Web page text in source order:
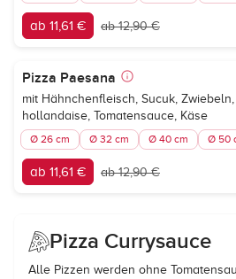
ab 11,61 € ab 12,90 €
Pizza Paesana
mit Hähnchenfleisch, Sucuk,
hollandaise, Tomatensauce, Käse
Ø 26 cm Ø 32 cm Ø 40 cm Ø 50
ab 11,61 € ab 12,90 €
Pizza Currysauce
Alle Pizzen werden ohne